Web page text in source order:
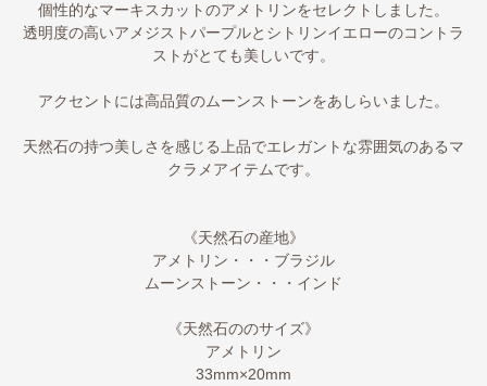
個性的なマーキスカットのアメトリンをセレクトしました。
透明度の高いアメジストパープルとシトリンイエローのコントラ
ストがとても美しいです。
アクセントには高品質のムーンストーンをあしらいました。
天然石の持つ美しさを感じる上品でエレガントな雰囲気のあるマ
クラメアイテムです。
《天然石の産地》
アメトリン・・・ブラジル
ムーンストーン・・・インド
《天然石ののサイズ》
アメトリン
33mm×20mm